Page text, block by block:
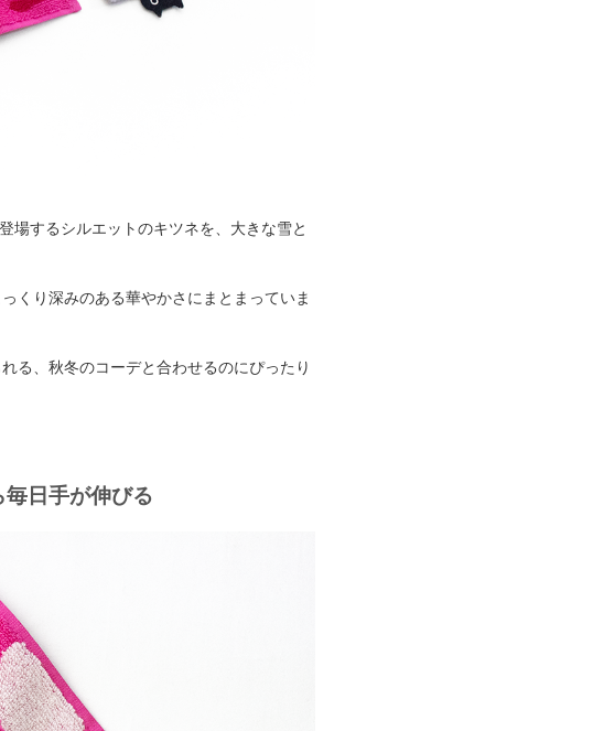
場するシルエットのキツネを、大きな雪と
くり深みのある華やかさにまとまっていま
る、秋冬のコーデと合わせるのにぴったり
日手が伸びる